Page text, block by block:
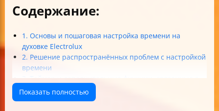
Содержание:
1. Основы и пошаговая настройка времени на
духовке Electrolux
2. Решение распространённых проблем с настройкой
времени
3. Таймер и дополнительные функции, связанные с
временем
4. Советы по настройке времени на разных моделях
Показать полностью